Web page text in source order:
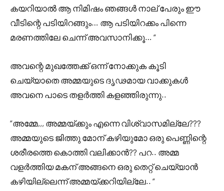
കയറിയാൽ ആ നിമിഷം ഞങ്ങൾ നാല് പേരും ഈ
വീടിന്റെ പടിയിറങ്ങും… ആ പടിയിറക്കം പിന്നെ
മരണത്തിലേ ചെന്ന് അവസാനിക്കൂ… “
അവന്റെ മുഖത്തേക്ക് ഒന്ന് നോക്കുക കൂടി
ചെയ്യാതെ അമ്മയുടെ ദൃഢമായ വാക്കുകൾ
അവനെ പാടെ തളർത്തി കളഞ്ഞിരുന്നു..
“അമ്മേ,,, അമ്മയ്ക്കും എന്നെ വിശ്വാസമില്ലേ???
അമ്മയുടെ ജിത്തു മോന്‌ കഴിയുമോ ഒരു പെണ്ണിന്റെ
ശരീരത്തെ കൊത്തി വലിക്കാൻ?? പറ.. അമ്മ
വളർത്തിയ മകന് അങ്ങനെ ഒരു തെറ്റ് ചെയ്യാൻ
കഴിയില്ലെന്ന് അമ്മയ്ക്കറിയില്ലേ.. “